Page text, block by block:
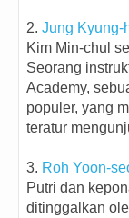
2. Jung Kyung-
Kim Min-chul
Seorang
Academy,
populer, yang
teratur
3. Roh Yoon-
Putri dan
ditinggalkan